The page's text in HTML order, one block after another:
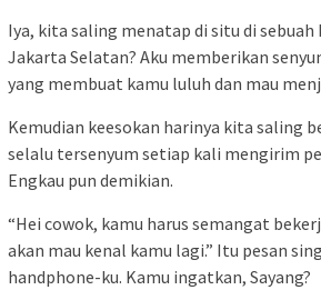
Iya, kita saling menatap di situ di sebuah
Jakarta Selatan? Aku memberikan
yang membuat kamu luluh dan mau
Kemudian keesokan harinya kita saling
selalu tersenyum setiap kali mengirim
Engkau pun demikian.
“Hei cowok, kamu harus semangat
akan mau kenal kamu lagi.” Itu pesan
handphone-ku. Kamu ingatkan, Sayang?